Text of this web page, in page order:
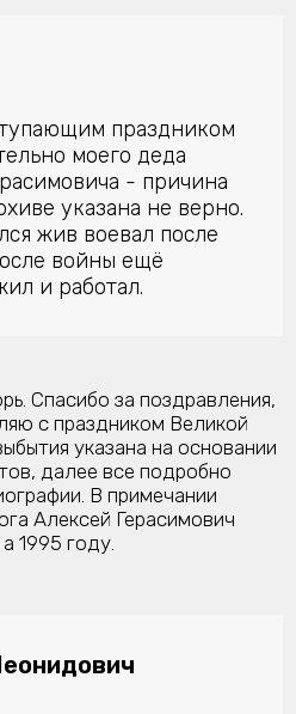
праздником
моего деда
- причина
указана не верно.
жив воевал после
войны ещё
и работал.
Спасибо за поздравления,
с праздником Великой
указана на основании
далее все подробно
В примечании
Алексей Герасимович
1995 году.